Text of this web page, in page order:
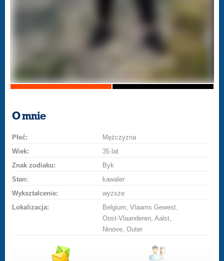
O mnie
Płeć:
Mężczyzna
Wiek:
35 lat
Znak zodiaku:
Byk
Stan:
kawaler
Wykształcenie:
wyższe
Lokalizacja:
Belgium, Vlaams Gewest,
Oost-Vlaanderen, Aalst,
Ninove, Outer